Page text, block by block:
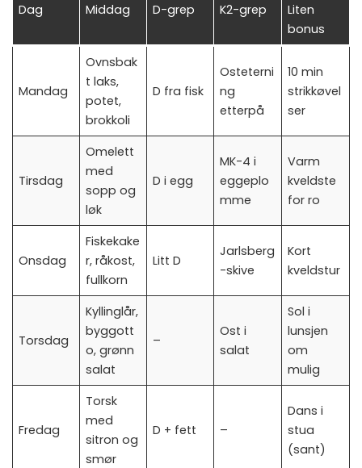
Dag Middag D-grep K2-grep
Liten
bonus
Mandag
Ovnsbak
t laks,
potet,
brokkoli
D fra fisk
Osteterni
ng
etterpå
10 min
strikkøvel
ser
Tirsdag
Omelett
med
sopp og
løk
D i egg
MK-4 i
eggeplo
mme
Varm
kveldste
for ro
Onsdag
Fiskekake
r, råkost,
fullkorn
Litt D
Jarlsberg
-skive
Kort
kveldstur
Torsdag
Kyllinglår,
byggott
o, grønn
salat
–
Ost i
salat
Sol i
lunsjen
om
mulig
Fredag
Torsk
med
sitron og
smør
D + fett –
Dans i
stua
(sant)